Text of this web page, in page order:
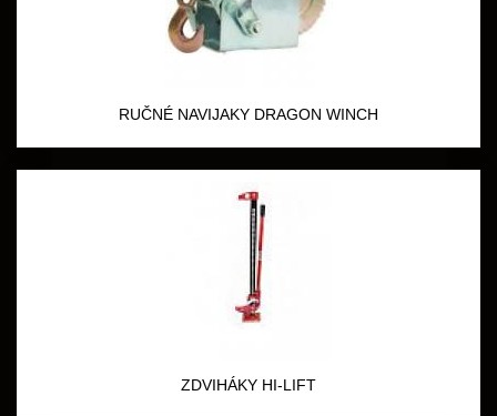
RUČNÉ NAVIJAKY DRAGON WINCH
ZDVIHÁKY HI-LIFT